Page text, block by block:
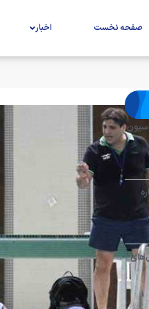
صفحه نخست اخبار
۴۰۰ متر بازی‌های